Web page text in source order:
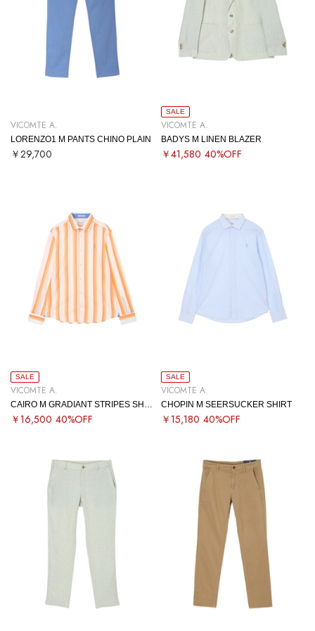
VICOMTE A.
LORENZO1 M PANTS CHINO PLAIN
￥29,700
SALE
VICOMTE A.
BADYS M LINEN BLAZER
￥41,580 40%OFF
SALE
VICOMTE A.
￥16,500 40%OFF
SALE
VICOMTE A.
CHOPIN M SEERSUCKER SHIRT
￥15,180 40%OFF